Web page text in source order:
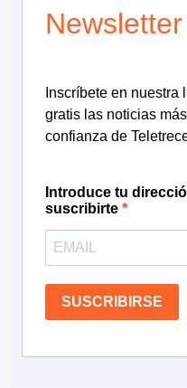
Inscríbete en
gratis las noticias
confianza de
Introduce tu
suscribirte
SUSCRIBIRSE